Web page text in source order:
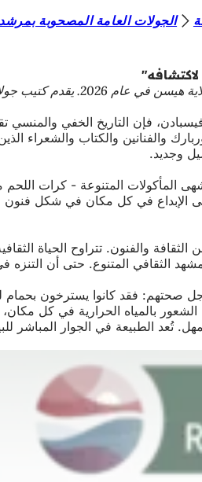
الجولات العامة المصحوبة
جولات في المدينة حتى ديسمبر 2026.
فإن التاريخ الخفي والمنسي
والفنانين والكتاب
وجديد.
المأكولات المتنوعة - كرات
الإبداع في كل مكان في شكل فنون
والفنون. تتراوح الحياة
الثقافي المتنوع. حتى أن التنزه
الشعور بالمياه الحرارية في كل
الطبيعة في الجوار المباشر